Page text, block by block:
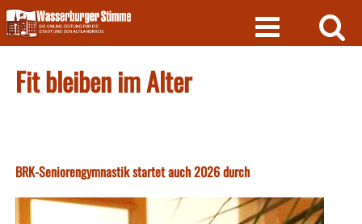
Skip
to
content
Fit bleiben im Alter
BRK-Seniorengymnastik startet auch 2026 durch